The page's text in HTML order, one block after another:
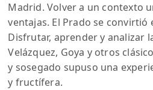
Madrid. Volver a un contexto
ventajas. El Prado se
Disfrutar, aprender y analizar
Velázquez, Goya y otros
y sosegado supuso una
y fructífera.